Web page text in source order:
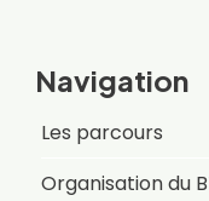
Navigation
Les parcours
Organisation du